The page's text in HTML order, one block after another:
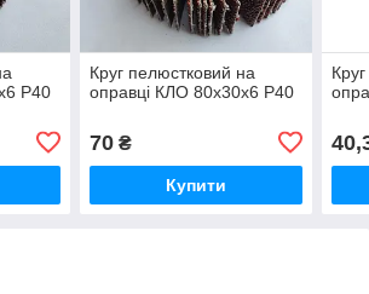
P40
Круг пелюстковий на
оправці КЛО 80х30х6 P40
70₴
Купити